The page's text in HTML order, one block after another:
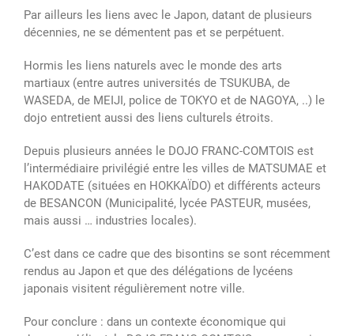
Par ailleurs les liens avec le Japon, datant de plusieurs
décennies, ne se démentent pas et se perpétuent.
Hormis les liens naturels avec le monde des arts
martiaux (entre autres universités de TSUKUBA, de
WASEDA, de MEIJI, police de TOKYO et de NAGOYA, ..) le
dojo entretient aussi des liens culturels étroits.
Depuis plusieurs années le DOJO FRANC-COMTOIS est
l’intermédiaire privilégié entre les villes de MATSUMAE et
HAKODATE (situées en HOKKAÏDO) et différents acteurs
de BESANCON (Municipalité, lycée PASTEUR, musées,
mais aussi … industries locales).
C’est dans ce cadre que des bisontins se sont récemment
rendus au Japon et que des délégations de lycéens
japonais visitent régulièrement notre ville.
Pour conclure : dans un contexte économique qui